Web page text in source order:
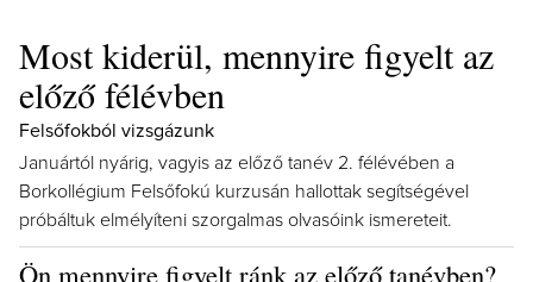
Most kiderül, mennyire figyelt az
előző félévben
Felsőfokból vizsgázunk
Januártól nyárig, vagyis az előző tanév 2. félévében a
Borkollégium Felsőfokú kurzusán hallottak segítségével
próbáltuk elmélyíteni szorgalmas olvasóink ismereteit.
Ön mennyire figyelt ránk az előző tanévben?